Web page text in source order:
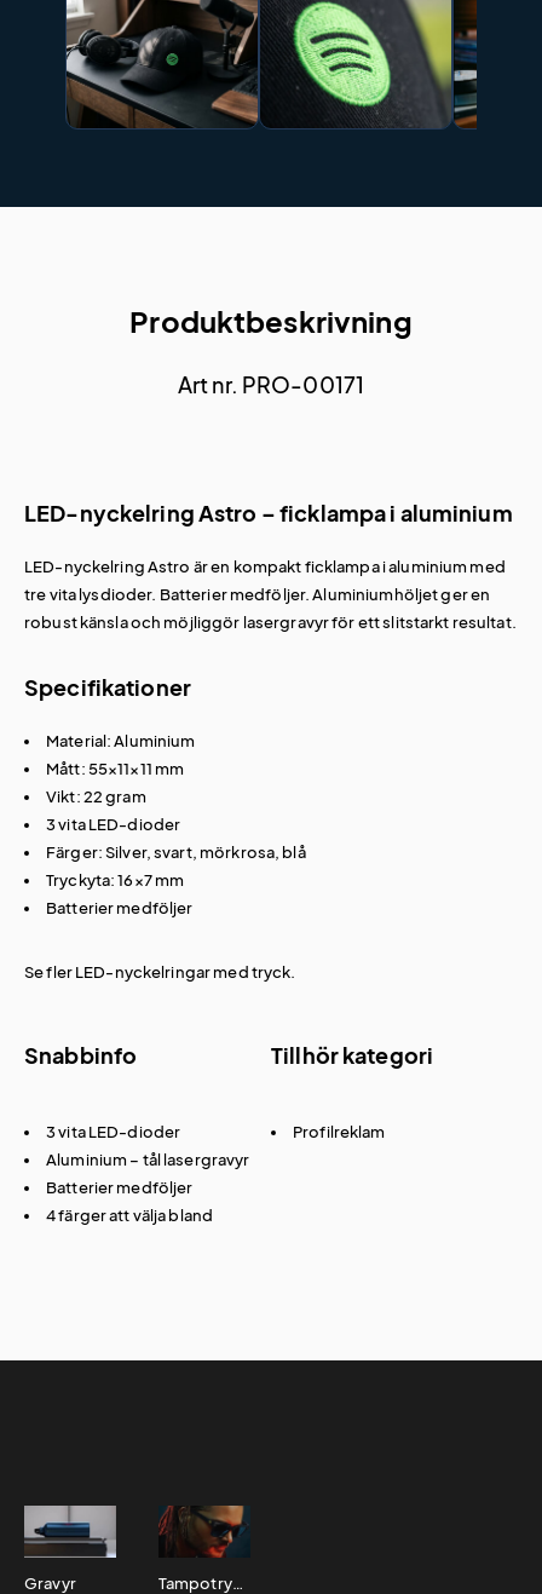
Produktbeskrivning
Art nr. PRO-00171
LED-nyckelring Astro – ficklampa i aluminium
LED-nyckelring Astro är en kompakt ficklampa i aluminium med
tre vita lysdioder. Batterier medföljer. Aluminiumhöljet ger en
robust känsla och möjliggör lasergravyr för ett slitstarkt resultat.
Specifikationer
Material: Aluminium
Mått: 55×11×11 mm
Vikt: 22 gram
3 vita LED-dioder
Färger: Silver, svart, mörkrosa, blå
Tryckyta: 16×7 mm
Batterier medföljer
Se flerLED-nyckelringar med tryck.
Snabbinfo
3 vita LED-dioder
Aluminium – tål lasergravyr
Batterier medföljer
4 färger att välja bland
Tillhör kategori
Profilreklam
Gravyr Tampotryck